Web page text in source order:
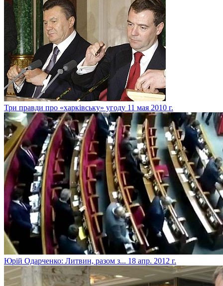
Три правди про «харківську» угоду 11 мая 2010 г.
Юрій Одарченко: Литвин, разом з... 18 апр. 2012 г.